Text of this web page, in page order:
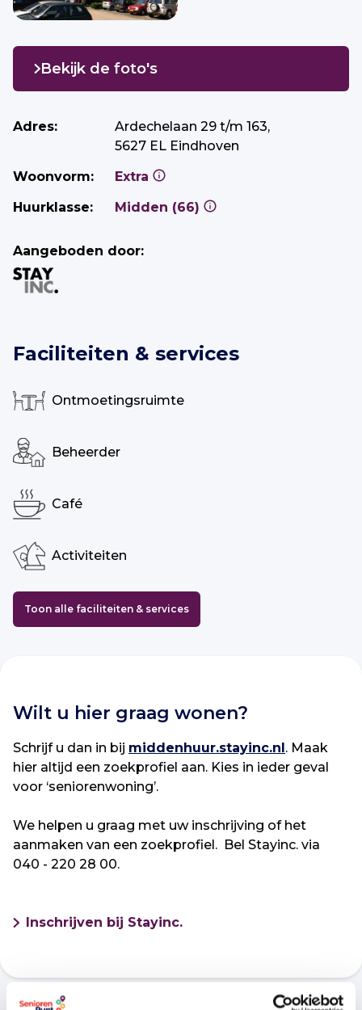
Adres:
Ardechelaan 29 t/m 163,
5627 EL Eindhoven
Woonvorm:
Extra
Huurklasse:
Midden (66)
Aangeboden door:
Bekijk de foto's
Faciliteiten & services
Ontmoetingsruimte
Beheerder
Café
Activiteiten
Toon alle faciliteiten & services
Wilt u hier graag wonen?
Schrijf u dan in bij middenhuur.stayinc.nl. Maak
hier altijd een zoekprofiel aan. Kies in ieder geval
voor ‘seniorenwoning’.
We helpen u graag met uw inschrijving of het
aanmaken van een zoekprofiel. Bel Stayinc. via
040 - 220 28 00.
Inschrijven bij Stayinc.